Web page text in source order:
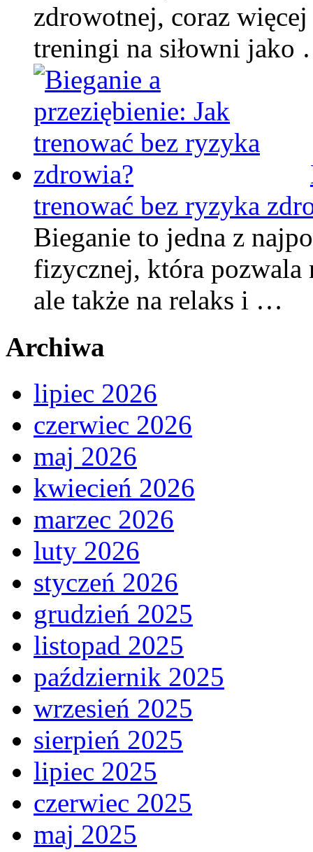
zdrowotnej, coraz
treningi na siłowni jako
trenować bez ryzyka
Bieganie to jedna z
fizycznej, która
ale także na relaks i …
Archiwa
lipiec 2026
czerwiec 2026
maj 2026
kwiecień 2026
marzec 2026
luty 2026
styczeń 2026
grudzień 2025
listopad 2025
październik 2025
wrzesień 2025
sierpień 2025
lipiec 2025
czerwiec 2025
maj 2025